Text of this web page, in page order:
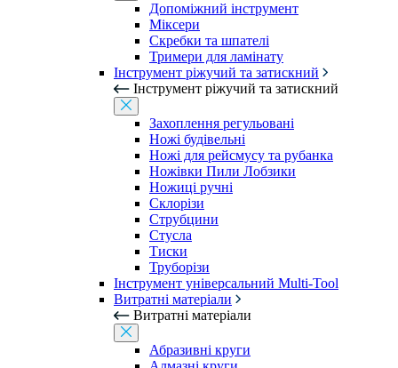
Допоміжний інструмент
Міксери
Скребки та шпателі
Тримери для ламінату
Інструмент ріжучий та затискний
Інструмент ріжучий та затискний
Захоплення регульовані
Ножі будівельні
Ножі для рейсмусу та рубанка
Ножівки Пили Лобзики
Ножиці ручні
Склорізи
Струбцини
Стусла
Тиски
Труборізи
Інструмент універсальний Multi-Tool
Витратні матеріали
Витратні матеріали
Абразивні круги